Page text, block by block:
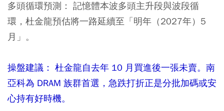
多頭循環預測： 記憶體本波多頭主升段與波段循
環，杜金龍預估將一路延續至「明年（2027年）5
月」。
操盤建議： 杜金龍自去年 10 月買進後一張未賣。南
亞科為 DRAM 族群首選，急跌打折正是分批加碼或安
心持有好時機。